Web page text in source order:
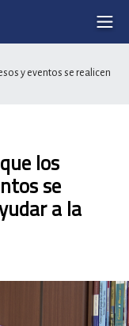
y eventos se realicen
los
se
a la